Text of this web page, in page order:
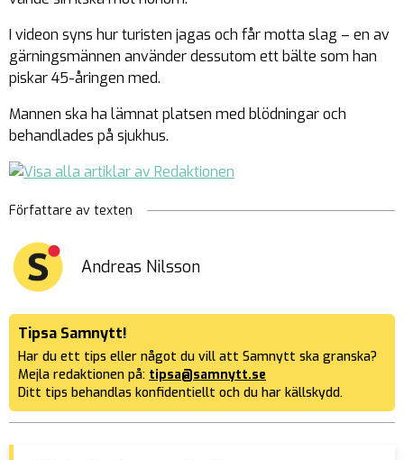
I videon syns hur turisten jagas och får motta slag – en av
gärningsmännen använder dessutom ett bälte som han
piskar 45-åringen med.
Mannen ska ha lämnat platsen med blödningar och
behandlades på sjukhus.
Författare av texten
Andreas Nilsson
Tipsa Samnytt!
Har du ett tips eller något du vill att Samnytt ska granska?
Mejla redaktionen på: tipsa@samnytt.se
Ditt tips behandlas konfidentiellt och du har källskydd.